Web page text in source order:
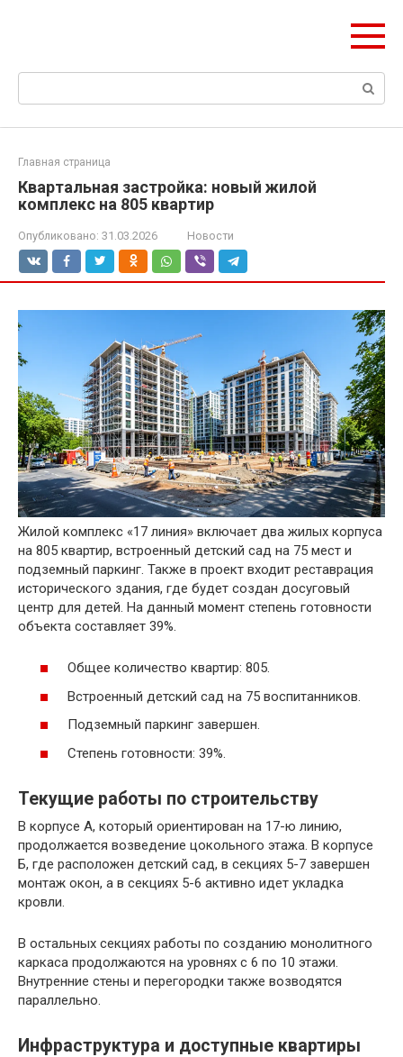
Поиск:
Главная страница
Квартальная застройка: новый жилой
комплекс на 805 квартир
Опубликовано: 31.03.2026 Новости
Жилой комплекс «17 линия» включает два жилых корпуса
на 805 квартир, встроенный детский сад на 75 мест и
подземный паркинг. Также в проект входит реставрация
исторического здания, где будет создан досуговый
центр для детей. На данный момент степень готовности
объекта составляет 39%.
Общее количество квартир: 805.
Встроенный детский сад на 75 воспитанников.
Подземный паркинг завершен.
Степень готовности: 39%.
Текущие работы по строительству
В корпусе А, который ориентирован на 17-ю линию,
продолжается возведение цокольного этажа. В корпусе
Б, где расположен детский сад, в секциях 5-7 завершен
монтаж окон, а в секциях 5-6 активно идет укладка
кровли.
В остальных секциях работы по созданию монолитного
каркаса продолжаются на уровнях с 6 по 10 этажи.
Внутренние стены и перегородки также возводятся
параллельно.
Инфраструктура и доступные квартиры